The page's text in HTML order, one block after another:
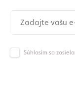
Súhlasím so